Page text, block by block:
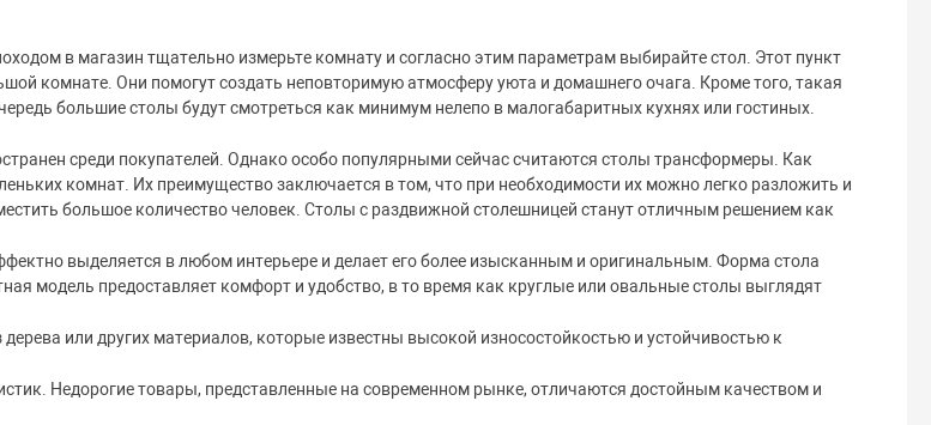
в магазин тщательно измерьте комнату и согласно этим параметрам выбирайте стол. Этот пункт
комнате. Они помогут создать неповторимую атмосферу уюта и домашнего очага. Кроме того, такая
большие столы будут смотреться как минимум нелепо в малогабаритных кухнях или гостиных.
среди покупателей. Однако особо популярными сейчас считаются столы трансформеры. Как
комнат. Их преимущество заключается в том, что при необходимости их можно легко разложить и
большое количество человек. Столы с раздвижной столешницей станут отличным решением как
выделяется в любом интерьере и делает его более изысканным и оригинальным. Форма стола
модель предоставляет комфорт и удобство, в то время как круглые или овальные столы выглядят
или других материалов, которые известны высокой износостойкостью и устойчивостью к
Недорогие товары, представленные на современном рынке, отличаются достойным качеством и